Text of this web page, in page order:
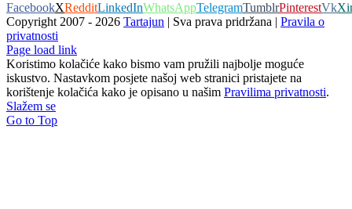
FacebookXRedditLinkedInWhatsAppTelegramTumblrPinterestVk
Copyright 2007 - 2026 Tartajun | Sva prava pridržana | Pravila o
privatnosti
Page load link
Koristimo kolačiće kako bismo vam pružili najbolje moguće
iskustvo. Nastavkom posjete našoj web stranici pristajete na
korištenje kolačića kako je opisano u našim Pravilima privatnosti.
Slažem se
Go to Top